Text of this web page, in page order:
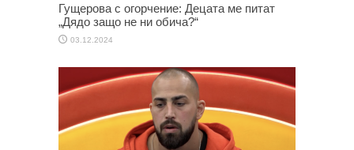
Гущерова с огорчение: Децата ме питат
„Дядо защо не ни обича?“
03.12.2024